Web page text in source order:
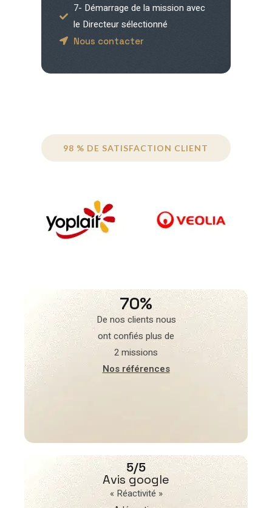
7- Démarrage de la mission avec
le Directeur sélectionné
Nous contacter
98 % DE SATISFACTION CLIENT
70%
De nos clients nous
ont confiés plus de
2 missions
Nos références
5/5
Avis google
« Réactivité »